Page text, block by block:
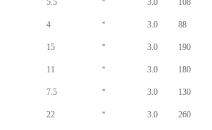
5.5 ＂ 3.0
108
4 ＂ 3.0
88
15 ＂ 3.0
190
11 ＂ 3.0
180
7.5 ＂ 3.0
130
22 ＂ 3.0
260